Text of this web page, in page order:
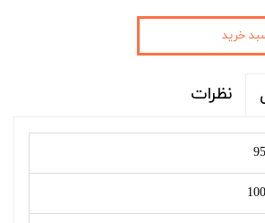
خرید
نظرات
95
100